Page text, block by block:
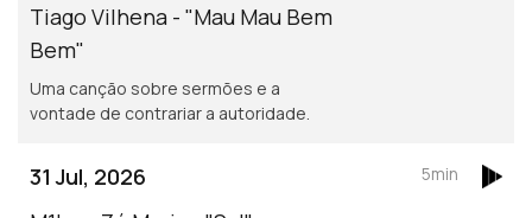
Tiago Vilhena - "Mau Mau Bem
Bem"
Uma canção sobre sermões e a
vontade de contrariar a autoridade.
31 Jul, 2026
5min